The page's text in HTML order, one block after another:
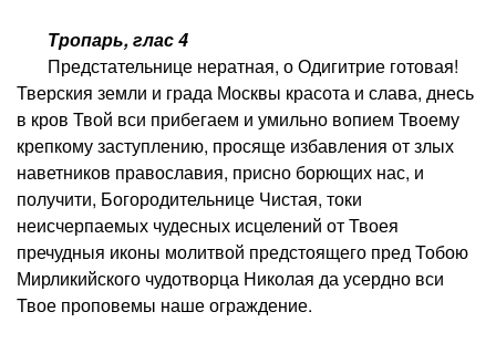
Тропарь, глас 4
Предстательнице нератная, о Одигитрие готовая!
Тверския земли и града Москвы красота и слава, днесь
в кров Твой вси прибегаем и умильно вопием Твоему
крепкому заступлению, просяще избавления от злых
наветников православия, присно борющих нас, и
получити, Богородительнице Чистая, токи
неисчерпаемых чудесных исцелений от Твоея
пречудныя иконы молитвой предстоящего пред Тобою
Мирликийского чудотворца Николая да усердно вси
Твое проповемы наше ограждение.